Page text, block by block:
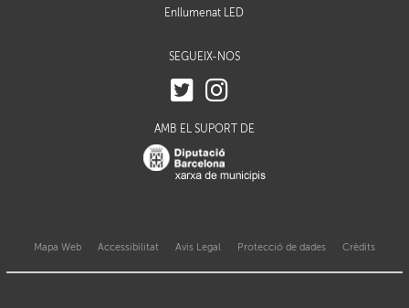
Enllumenat LED
SEGUEIX-NOS
AMB EL SUPORT DE
Mapa Web Accessibilitat Avis Legal Protecció de dades Crèdits